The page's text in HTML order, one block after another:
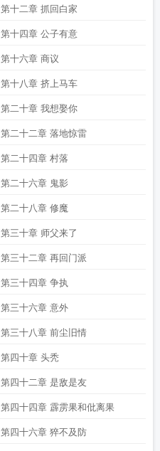
第十二章 抓回白家
第十四章 公子有意
第十六章 商议
第十八章 挤上马车
第二十章 我想娶你
第二十二章 落地惊雷
第二十四章 村落
第二十六章 鬼影
第二十八章 修魔
第三十章 师父来了
第三十二章 再回门派
第三十四章 争执
第三十六章 意外
第三十八章 前尘旧情
第四十章 头秃
第四十二章 是敌是友
第四十四章 霹雳果和仳离果
第四十六章 猝不及防